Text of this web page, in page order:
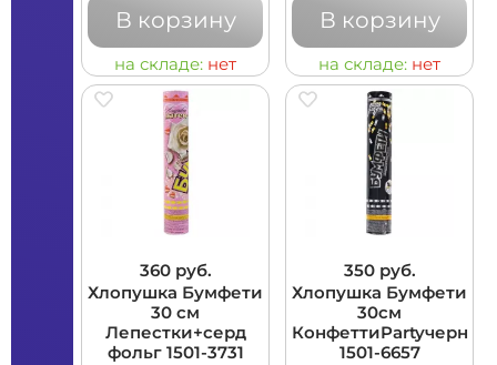
В корзину
на складе: нет
В корзину
на складе: нет
360 руб.
Хлопушка Бумфети
30 см
Лепестки+серд
фольг 1501-3731
350 руб.
Хлопушка Бумфети
30см
КонфеттиPartyчерн
1501-6657